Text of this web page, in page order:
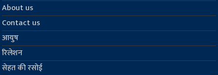
About us
Contact us
आयुष
रिलेशन
सेहत की रसोई